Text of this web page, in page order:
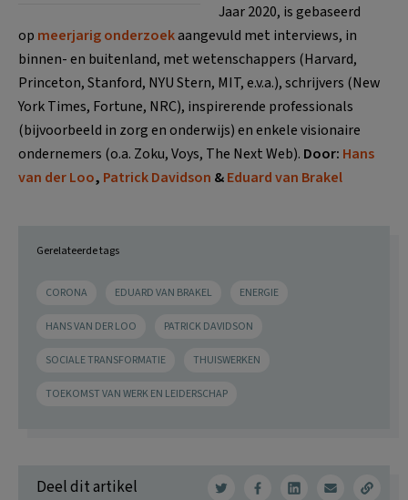
Jaar 2020, is gebaseerd
op meerjarig onderzoekaangevuld met interviews, in
binnen- en buitenland, met wetenschappers (Harvard,
Princeton, Stanford, NYU Stern, MIT, e.v.a.), schrijvers (New
York Times, Fortune, NRC), inspirerende professionals
(bijvoorbeeld in zorg en onderwijs) en enkele visionaire
ondernemers (o.a. Zoku, Voys, The Next Web). Door: Hans
van der Loo, Patrick Davidson &Eduard van Brakel
Gerelateerde tags
CORONA EDUARD VAN BRAKEL ENERGIE
HANS VAN DER LOO PATRICK DAVIDSON
SOCIALE TRANSFORMATIE THUISWERKEN
TOEKOMST VAN WERK EN LEIDERSCHAP
Deel dit artikel